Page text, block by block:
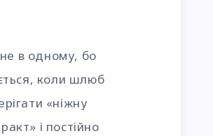
в одному, бо
коли шлюб
«ніжну
і постійно